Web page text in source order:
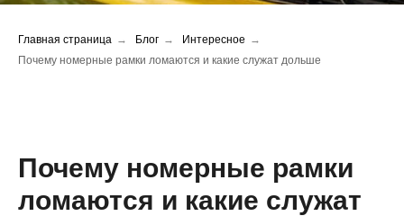
Главная страница → Блог → Интересное →
Почему номерные рамки ломаются и какие служат дольше
Почему номерные рамки
ломаются и какие служат